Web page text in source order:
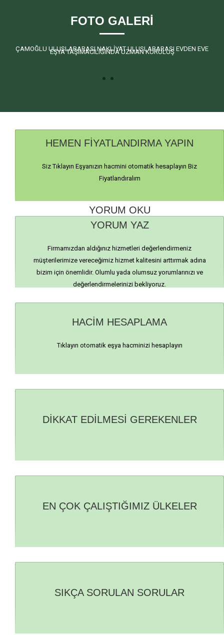
FOTO GALERİ
ÇAMOĞLU ULUSLARARASI NAKLİYAT ULUSLARARASI EVDEN EVE
EŞYA TAŞIMACILIĞINDA UZMAN KURULUŞ
1
HEMEN FİYATLANDIRMA YAPIN
Siz Tıklayın Eşyanızın hacmini otomatik hesaplayın Biz
Fiyatlandıralım
YORUM OKU
YORUM YAZ
Firmamızdan aldığınız hizmetleri değerlendirmeniz
müşterilerimize vereceğimiz hizmet kalitesini arttırmak adına
bizim için önemlidir. Olumlu yada olumsuz yorumlarınızı ve
değerlendirmelerinizi bekliyoruz.
HACİM HESAPLAMA
Tıklayın otomatik eşya hacminizi hesaplayın
DİKKAT EDİLMESİ GEREKENLER
EN ÇOK ÇALIŞTIĞIMIZ ÜLKELER
SIKÇA SORULAN SORULAR